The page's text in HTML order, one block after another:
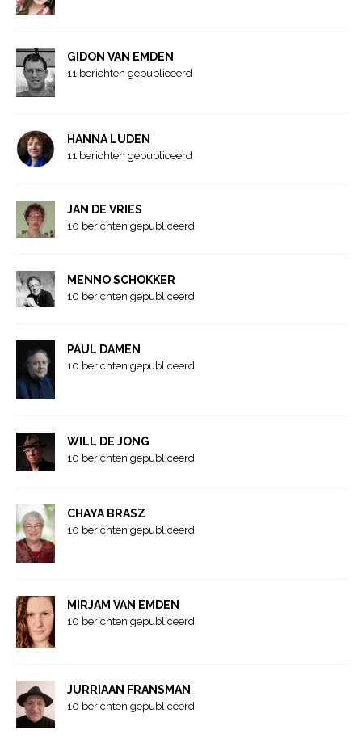
GIDON VAN EMDEN
11 berichten gepubliceerd
HANNA LUDEN
11 berichten gepubliceerd
JAN DE VRIES
10 berichten gepubliceerd
MENNO SCHOKKER
10 berichten gepubliceerd
PAUL DAMEN
10 berichten gepubliceerd
WILL DE JONG
10 berichten gepubliceerd
CHAYA BRASZ
10 berichten gepubliceerd
MIRJAM VAN EMDEN
10 berichten gepubliceerd
JURRIAAN FRANSMAN
10 berichten gepubliceerd